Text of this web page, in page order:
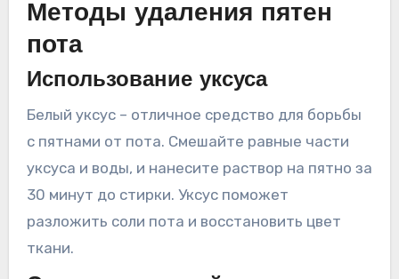
Методы удаления пятен
пота
Использование уксуса
Белый уксус – отличное средство для борьбы
с пятнами от пота. Смешайте равные части
уксуса и воды, и нанесите раствор на пятно за
30 минут до стирки. Уксус поможет
разложить соли пота и восстановить цвет
ткани.